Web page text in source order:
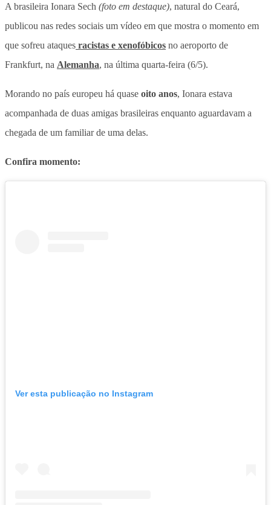
A brasileira Ionara Sech (foto em destaque), natural do Ceará,
publicou nas redes sociais um vídeo em que mostra o momento em
que sofreu ataques racistas e xenofóbicos no aeroporto de
Frankfurt, na Alemanha, na última quarta-feira (6/5).
Morando no país europeu há quase oito anos, Ionara estava
acompanhada de duas amigas brasileiras enquanto aguardavam a
chegada de um familiar de uma delas.
Confira momento:
Ver esta publicação no Instagram